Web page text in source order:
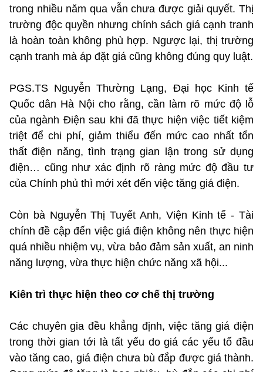
trong nhiều năm qua vẫn chưa được giải quyết. Thị
trường độc quyền nhưng chính sách giá cạnh tranh
là hoàn toàn không phù hợp. Ngược lại, thị trường
cạnh tranh mà áp đặt giá cũng không đúng quy luật.
PGS.TS Nguyễn Thường Lạng, Đại học Kinh tế
Quốc dân Hà Nội cho rằng, cần làm rõ mức độ lỗ
của ngành Điện sau khi đã thực hiện việc tiết kiệm
triệt để chi phí, giảm thiểu đến mức cao nhất tổn
thất điện năng, tình trạng gian lận trong sử dụng
điện… cũng như xác định rõ ràng mức độ đầu tư
của Chính phủ thì mới xét đến việc tăng giá điện.
Còn bà Nguyễn Thị Tuyết Anh, Viện Kinh tế - Tài
chính đề cập đến việc giá điện không nên thực hiện
quá nhiều nhiệm vụ, vừa bảo đảm sản xuất, an ninh
năng lượng, vừa thực hiện chức năng xã hội...
Kiên trì thực hiện theo cơ chế thị trường
Các chuyên gia đều khẳng định, việc tăng giá điện
trong thời gian tới là tất yếu do giá các yếu tố đầu
vào tăng cao, giá điện chưa bù đắp được giá thành.